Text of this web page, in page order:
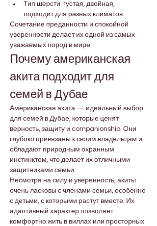
Тип шерсти: густая, двойная,
подходит для разных климатов
Сочетание преданности и спокойной
уверенности делает их одной из самых
уважаемых пород в мире.
Почему американская
акита подходит для
семей в Дубае
Американская акита — идеальный выбор
для семей в Дубае, которые ценят
верность, защиту и companionship. Они
глубоко привязаны к своим владельцам и
обладают природным охранным
инстинктом, что делает их отличными
защитниками семьи.
Несмотря на силу и уверенность, акиты
очень ласковы с членами семьи, особенно
с детьми, с которыми растут вместе. Их
адаптивный характер позволяет
комфортно жить в виллах или просторных